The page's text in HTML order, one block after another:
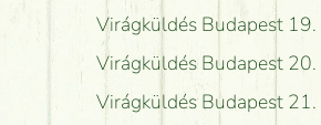
Virágküldés Budapest
Virágküldés Budapest
Virágküldés Budapest